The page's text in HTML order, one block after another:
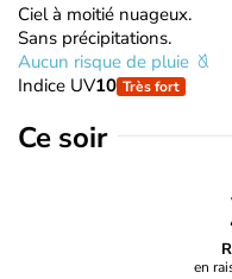
Ciel à moitié nuageux.
Sans précipitations.
Aucun risque de pluie
Indice UV10 Très fort
Ce soir
en